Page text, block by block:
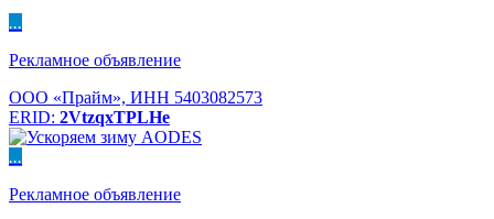
...
Рекламное объявление
ООО «Прайм», ИНН 5403082573
ERID: 2VtzqxTPLHe
...
Рекламное объявление